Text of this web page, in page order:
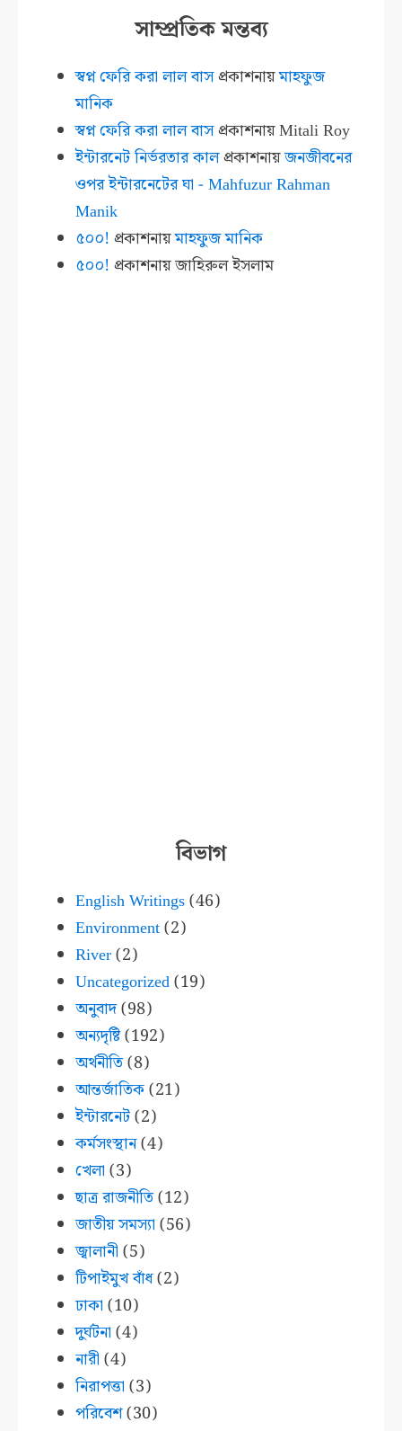
সাম্প্রতিক মন্তব্য
স্বপ্ন ফেরি করা লাল বাসপ্রকাশনায়মাহফুজ
মানিক
স্বপ্ন ফেরি করা লাল বাসপ্রকাশনায়Mitali Roy
ইন্টারনেট নির্ভরতার কালপ্রকাশনায়জনজীবনের
ওপর ইন্টারনেটের ঘা - Mahfuzur Rahman
Manik
৫০০! প্রকাশনায়মাহফুজ মানিক
৫০০! প্রকাশনায়জাহিরুল ইসলাম
বিভাগ
English Writings(46)
Environment(2)
River(2)
Uncategorized(19)
অনুবাদ(98)
অন্যদৃষ্টি(192)
অর্থনীতি(8)
আন্তর্জাতিক(21)
ইন্টারনেট(2)
কর্মসংস্থান(4)
খেলা (3)
ছাত্র রাজনীতি(12)
জাতীয় সমস্যা (56)
জ্বালানী (5)
টিপাইমুখ বাঁধ(2)
ঢাকা (10)
দুর্ঘটনা (4)
নারী (4)
নিরাপত্তা (3)
পরিবেশ(30)